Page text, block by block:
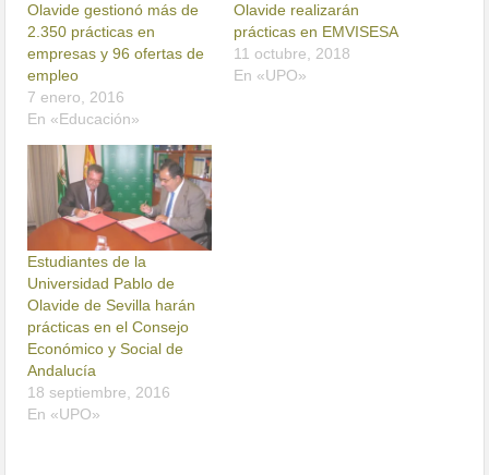
Olavide gestionó más de
2.350 prácticas en
empresas y 96 ofertas de
empleo
7 enero, 2016
En «Educación»
Olavide realizarán
prácticas en EMVISESA
11 octubre, 2018
En «UPO»
Estudiantes de la
Universidad Pablo de
Olavide de Sevilla harán
prácticas en el Consejo
Económico y Social de
Andalucía
18 septiembre, 2016
En «UPO»